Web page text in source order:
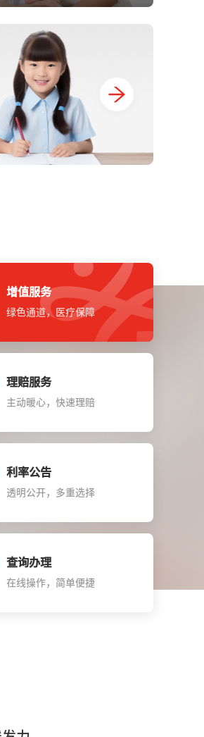
增值服务
绿色通道，医疗保障
理赔服务
主动暖心，快速理赔
利率公告
透明公开，多重选择
查询办理
在线操作，简单便捷